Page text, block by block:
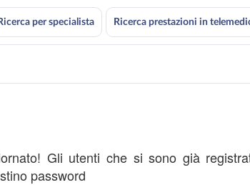
Ricerca per specialista Ricerca prestazioni in
Gli utenti che si sono già
password